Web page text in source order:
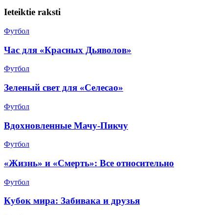
Ieteiktie raksti
Футбол
Час для «Красных Дьяволов»
Футбол
Зеленый свет для «Селесао»
Футбол
Вдохновленные Мачу-Пикчу
Футбол
«Жизнь» и «Смерть»: Все относительно
Футбол
Кубок мира: Забивака и друзья